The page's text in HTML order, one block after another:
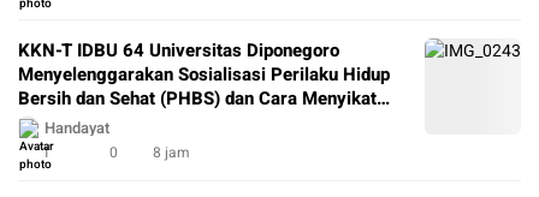
KKN-T IDBU 64 Universitas Diponegoro
Menyelenggarakan Sosialisasi Perilaku Hidup
Bersih dan Sehat (PHBS) dan Cara Menyikat
Gigi yang Baik dan Benar di SD Negeri Kenep
03
Handayat
1 0 8 jam